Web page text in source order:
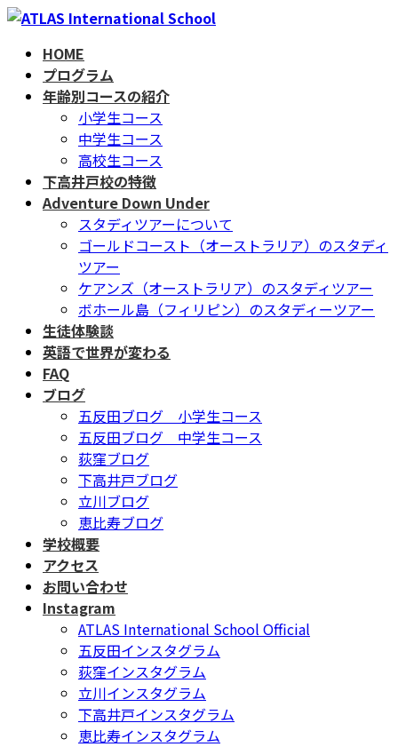
コ
ナ
HOME
プログラム
年齢別コースの紹介
小学生コース
中学生コース
高校生コース
下高井戸校の特徴
Adventure Down Under
スタディツアーについて
ゴールドコースト（オーストラリア）のスタディ
ツアー
ケアンズ（オーストラリア）のスタディツアー
ボホール島（フィリピン）のスタディーツアー
生徒体験談
英語で世界が変わる
FAQ
ブログ
五反田ブログ 小学生コース
五反田ブログ 中学生コース
荻窪ブログ
下高井戸ブログ
立川ブログ
恵比寿ブログ
学校概要
アクセス
お問い合わせ
Instagram
ATLAS International School Official
五反田インスタグラム
荻窪インスタグラム
立川インスタグラム
下高井戸インスタグラム
恵比寿インスタグラム